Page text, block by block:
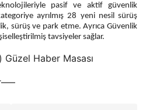
pasif ve aktif güvenlik
ayrılmış 28 yeni nesil sürüş
sürüş ve park etme. Ayrıca Güvenlik
tavsiyeler sağlar.
Haber Masası